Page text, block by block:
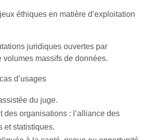
éthiques en matière d’exploitation
juridiques ouvertes par
volumes massifs de données.
d’usages
du juge.
des organisations : l’alliance des
et statistiques.